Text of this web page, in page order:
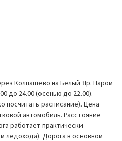
Колпашево на Белый Яр. Паром
до 24.00 (осенью до 22.00).
посчитать расписание). Цена
автомобиль. Расстояние
работает практически
ледохода). Дорога в основном